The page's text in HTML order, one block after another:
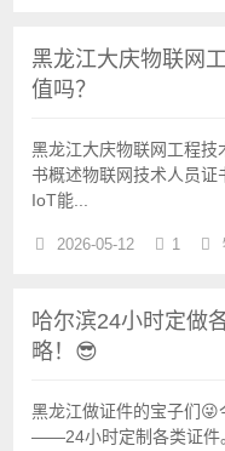
黑龙江大庆物联网
值吗？
黑龙江大庆物联网工程技
书概述物联网技术人员
IoT能...
2026-05-12 1
哈尔滨24小时定做
略！😎
黑龙江做证件的宝子们
——24小时定制各类证件